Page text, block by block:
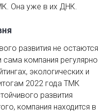
Она уже в их ДНК.
развития не остаются
компания регулярно
экологических и
2022 года ТМК
развития
компания находится в